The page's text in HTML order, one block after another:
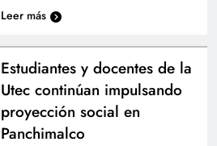
Leer más
Estudiantes y docentes de la
Utec continúan impulsando
proyección social en
Panchimalco